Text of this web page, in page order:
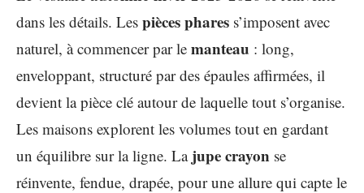
dans les détails. Les pièces phares s’imposent avec
naturel, à commencer par le manteau : long,
enveloppant, structuré par des épaules affirmées, il
devient la pièce clé autour de laquelle tout s’organise.
Les maisons explorent les volumes tout en gardant
un équilibre sur la ligne. La jupe crayon se
réinvente, fendue, drapée, pour une allure qui capte le